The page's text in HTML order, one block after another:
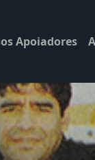
Apoiadores